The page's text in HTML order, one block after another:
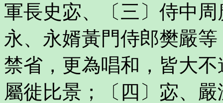
軍長史宓、〔三〕侍中
永、永婿黃門侍郎樊嚴
禁省，更為唱和，皆大
屬徙比景；〔四〕宓、